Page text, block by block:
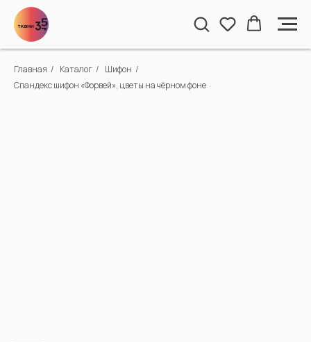
Главная / Каталог / Шифон /
Спандекс шифон «Форвей», цветы на чёрном фоне